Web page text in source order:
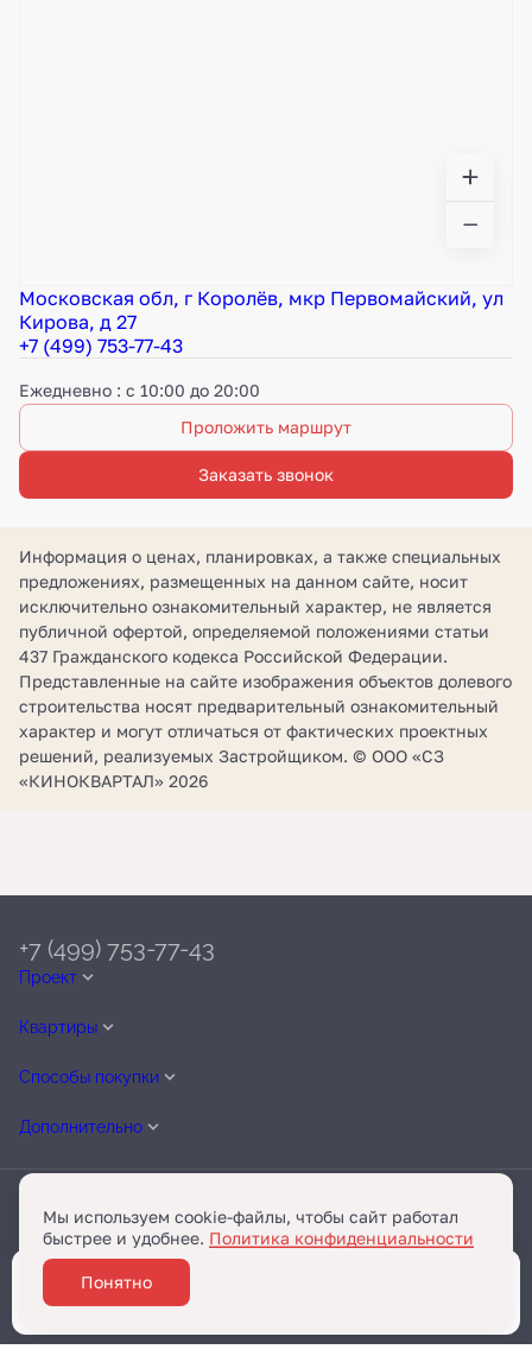
Московская обл, г Королёв, мкр Первомайский, ул
Кирова, д 27
+7 (499) 753-77-43
Ежедневно : с 10:00 до 20:00
Проложить маршрут
Заказать звонок
Информация о ценах, планировках, а также специальных
предложениях, размещенных на данном сайте, носит
исключительно ознакомительный характер, не является
публичной офертой, определяемой положениями статьи
437 Гражданского кодекса Российской Федерации.
Представленные на сайте изображения объектов долевого
строительства носят предварительный ознакомительный
характер и могут отличаться от фактических проектных
решений, реализуемых Застройщиком. © ООО «СЗ
«КИНОКВАРТАЛ» 2026
Проект
Квартиры
Способы покупки
Дополнительно
+7 (499) 753-77-43
Telegram
Мы используем cookie-файлы, чтобы сайт работал
быстрее и удобнее. Политика конфиденциальности
Понятно